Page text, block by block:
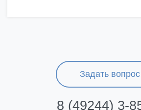
Задать вопрос
8 (49244) 3-